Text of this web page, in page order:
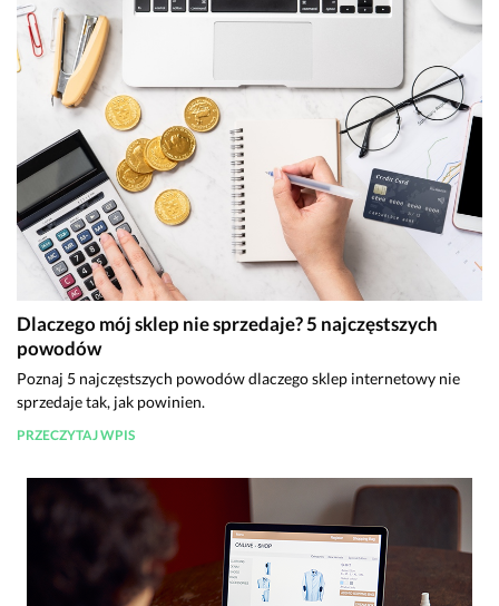
Dlaczego mój sklep nie sprzedaje? 5 najczęstszych
powodów
Poznaj 5 najczęstszych powodów dlaczego sklep internetowy nie
sprzedaje tak, jak powinien.
PRZECZYTAJ WPIS